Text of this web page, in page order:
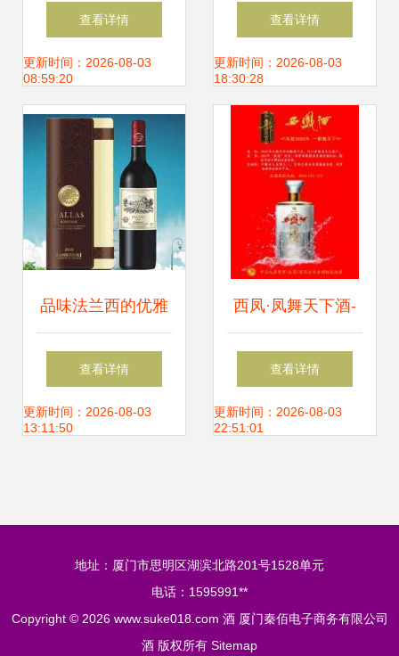
过往，一杯敬明天
查看详情
更新时间：2026-08-03
08:59:20
酒在490ml瓶中共
舞——德行小麦精
酿与果味精酿的匠
心酿制
查看详情
更新时间：2026-08-03
18:30:28
品味法兰西的优雅
——拉菲法拉斯美
乐干红葡萄酒探析
查看详情
更新时间：2026-08-03
13:11:50
西凤·凤舞天下酒-
金羽 价格、厂家及
世界工厂网产品信
查看详情
更新时间：2026-08-03
22:51:01
地址：厦门市思明区湖滨北路201号1528单元
电话：1595991**
Copyright © 2026 www.suke018.com 酒 厦门秦佰电子商务有限公司
酒 版权所有 Sitemap